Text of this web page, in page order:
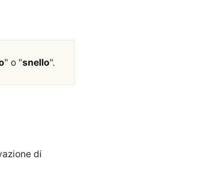
" o "snello".
di